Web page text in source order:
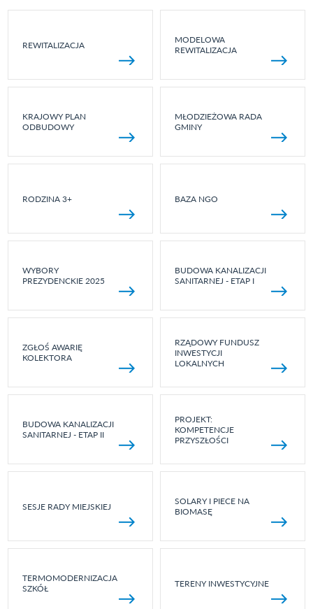
REWITALIZACJA
MODELOWA
REWITALIZACJA
KRAJOWY PLAN
ODBUDOWY
MŁODZIEŻOWA RADA
GMINY
RODZINA 3+ BAZA NGO
WYBORY
PREZYDENCKIE 2025
BUDOWA KANALIZACJI
SANITARNEJ - ETAP I
ZGŁOŚ AWARIĘ
KOLEKTORA
RZĄDOWY FUNDUSZ
INWESTYCJI
LOKALNYCH
BUDOWA KANALIZACJI
SANITARNEJ - ETAP II
PROJEKT:
KOMPETENCJE
PRZYSZŁOŚCI
SESJE RADY MIEJSKIEJ
SOLARY I PIECE NA
BIOMASĘ
TERMOMODERNIZACJA
SZKÓŁ
TERENY INWESTYCYJNE